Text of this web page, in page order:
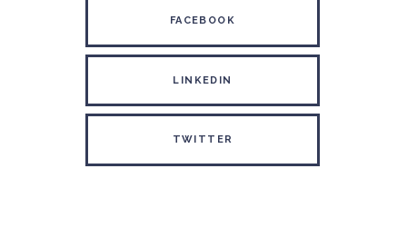
FACEBOOK
LINKEDIN
TWITTER